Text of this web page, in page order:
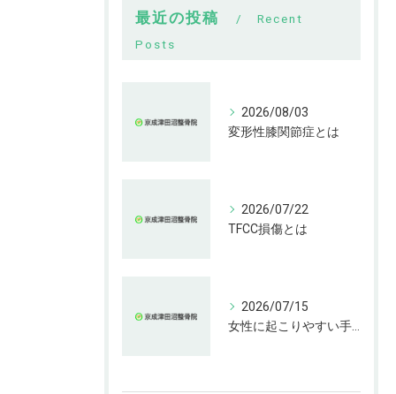
最近の投稿
Recent
Posts
2026/08/03
変形性膝関節症とは
2026/07/22
TFCC損傷とは
2026/07/15